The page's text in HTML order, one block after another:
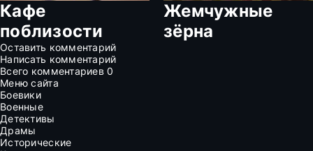
Кафе
поблизости
Жемчужные
зёрна
Оставить комментарий
Написать комментарий
Всего комментариев0
Меню сайта
Боевики
Военные
Детективы
Драмы
Исторические